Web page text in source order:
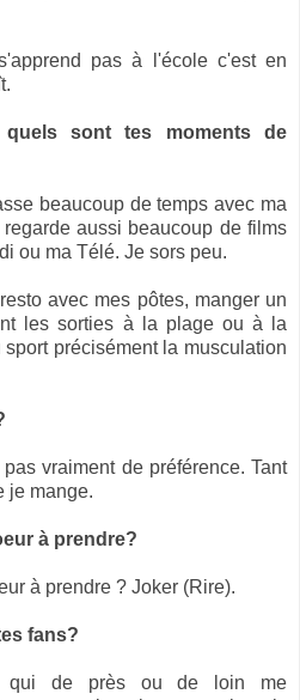
pas à l'école c'est en
sont tes moments de
beaucoup de temps avec ma
aussi beaucoup de films
ou ma Télé. Je sors peu.
avec mes pôtes, manger un
les sorties à la plage ou à la
précisément la musculation
vraiment de préférence. Tant
je mange.
à prendre?
à prendre ? Joker (Rire).
fans?
qui de près ou de loin me